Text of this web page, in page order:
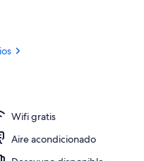
Wifi gratis
Aire acondicionado